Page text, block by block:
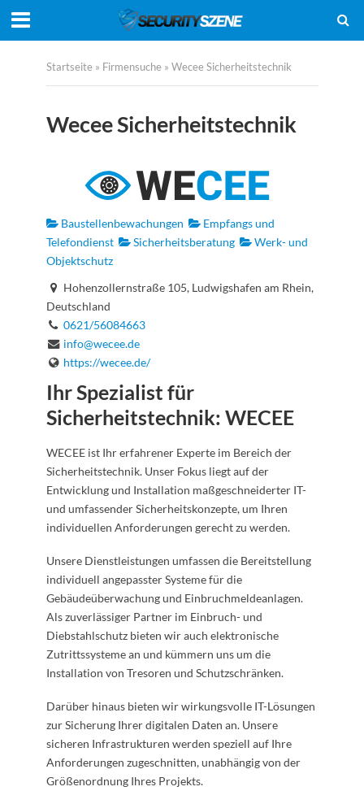
Startseite » Firmensuche » Wecee Sicherheitstechnik
Wecee Sicherheitstechnik
Baustellenbewachungen
Empfangs und
Telefondienst
Sicherheitsberatung
Werk- und
Objektschutz
Hohenzollernstraße 105, Ludwigshafen am Rhein,
Deutschland
0621/56084663
info@wecee.de
https://wecee.de/
Ihr Spezialist für
Sicherheitstechnik: WECEE
WECEE ist Ihr erfahrener Experte im Bereich der
Sicherheitstechnik. Unser Fokus liegt auf der
Entwicklung und Installation maßgeschneiderter IT-
und umfassender Sicherheitskonzepte, um Ihren
individuellen Anforderungen gerecht zu werden.
Unsere Dienstleistungen umfassen die Bereitstellung
individuell angepasster Systeme für die
Gebäudeüberwachung und Einbruchmeldeanlagen.
Als zuverlässiger Partner im Einbruch- und
Diebstahlschutz bieten wir auch elektronische
Zutrittssysteme an und kümmern uns um die
Installation von Tresoren und Schutzschränken.
Darüber hinaus bieten wir wirkungsvolle IT-Lösungen
zur Sicherung Ihrer digitalen Daten an. Unsere
sicheren Infrastrukturen werden speziell auf Ihre
Anforderungen zugeschnitten, unabhängig von der
Größenordnung Ihres Projekts.